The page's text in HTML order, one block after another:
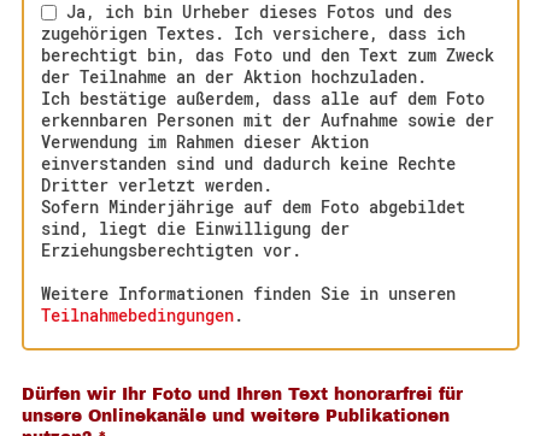
Ja, ich bin Urheber dieses Fotos und des
zugehörigen Textes. Ich versichere, dass ich
berechtigt bin, das Foto und den Text zum Zweck
der Teilnahme an der Aktion hochzuladen.
Ich bestätige außerdem, dass alle auf dem Foto
erkennbaren Personen mit der Aufnahme sowie der
Verwendung im Rahmen dieser Aktion
einverstanden sind und dadurch keine Rechte
Dritter verletzt werden.
Sofern Minderjährige auf dem Foto abgebildet
sind, liegt die Einwilligung der
Erziehungsberechtigten vor.
Weitere Informationen finden Sie in unseren
Teilnahmebedingungen.
Dürfen wir Ihr Foto und Ihren Text honorarfrei für
unsere Onlinekanäle und weitere Publikationen